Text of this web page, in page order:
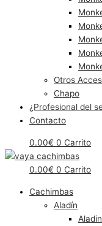
Otros
Chapo
¿Profesional del
Contacto
0.00€ 0 Carrito
0.00€ 0 Carrito
Cachimbas
Aladín